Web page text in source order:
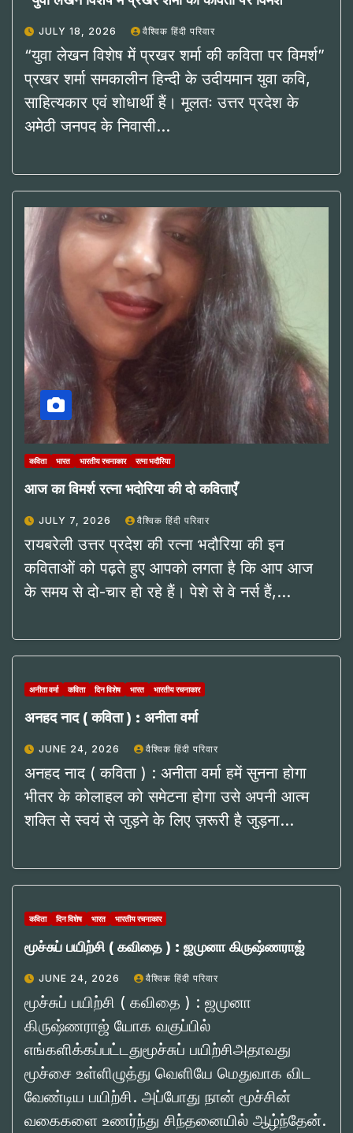
JULY 18, 2026 वैश्विक हिंदी परिवार
“युवा लेखन विशेष में प्रखर शर्मा की कविता पर विमर्श”
प्रखर शर्मा समकालीन हिन्दी के उदीयमान युवा कवि,
साहित्यकार एवं शोधार्थी हैं। मूलतः उत्तर प्रदेश के
अमेठी जनपद के निवासी…
कविता भारत भारतीय रचनाकार रत्ना भदौरिया
आज का विमर्श रत्ना भदोरिया की दो कविताएँ
JULY 7, 2026 वैश्विक हिंदी परिवार
रायबरेली उत्तर प्रदेश की रत्ना भदौरिया की इन
कविताओं को पढ़ते हुए आपको लगता है कि आप आज
के समय से दो-चार हो रहे हैं। पेशे से वे नर्स हैं,…
अनीता वर्मा कविता दिन विशेष भारत भारतीय रचनाकार
अनहद नाद ( कविता ) : अनीता वर्मा
JUNE 24, 2026 वैश्विक हिंदी परिवार
अनहद नाद ( कविता ) : अनीता वर्मा हमें सुनना होगा
भीतर के कोलाहल को समेटना होगा उसे अपनी आत्म
शक्ति से स्वयं से जुड़ने के लिए ज़रूरी है जुड़ना…
कविता दिन विशेष भारत भारतीय रचनाकार
மூச்சுப் பயிற்சி ( கவிதை ) : ஜமுனா கிருஷ்ணராஜ்
JUNE 24, 2026 वैश्विक हिंदी परिवार
மூச்சுப் பயிற்சி ( கவிதை ) : ஜமுனா
கிருஷ்ணராஜ் யோக வகுப்பில்
எங்களிக்கப்பட்டதுமூச்சுப் பயிற்சிஅதாவது
மூச்சை உள்ளிழுத்து வெளியே மெதுவாக விட
வேண்டிய பயிற்சி. அப்போது நான் மூச்சின்
வகைகளை உணர்ந்து சிந்தனையில் ஆழ்ந்தேன்.